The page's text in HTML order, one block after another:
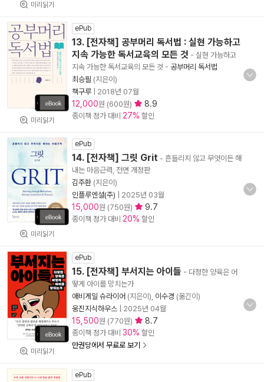
미리읽기
미리읽기
ePub
13. [전자책] 공부머리 독서법 : 실현 가능하고
지속 가능한 독서교육의 모든 것 - 실현 가능하고
지속 가능한 독서교육의 모든 것 - 공부머리 독서법
최승필 (지은이)
책구루
2018년 07월
12,000원 (600원) 8.9
종이책 정가 대비 27% 할인
미리읽기
ePub
14. [전자책] 그릿 Grit - 흔들리지 않고 무엇이든 해
내는 마음근력, 전면 개정판
김주환 (지은이)
인플루엔셜(주)
2025년 03월
15,000원 (750원) 9.7
종이책 정가 대비 20% 할인
미리읽기
ePub
15. [전자책] 부서지는 아이들 - 다정한 양육은 어
떻게 아이를 망치는가
애비게일 슈라이어 (지은이), 이수경 (옮긴이)
웅진지식하우스
2025년 04월
15,500원 (770원) 8.7
종이책 정가 대비 30% 할인
만권당에서 무료로 보기
ePub